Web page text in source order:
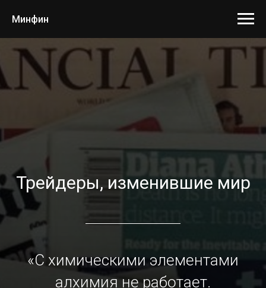
Минфин
Трейдеры, изменившие мир
«С химическими элементами
алхимия не работает.